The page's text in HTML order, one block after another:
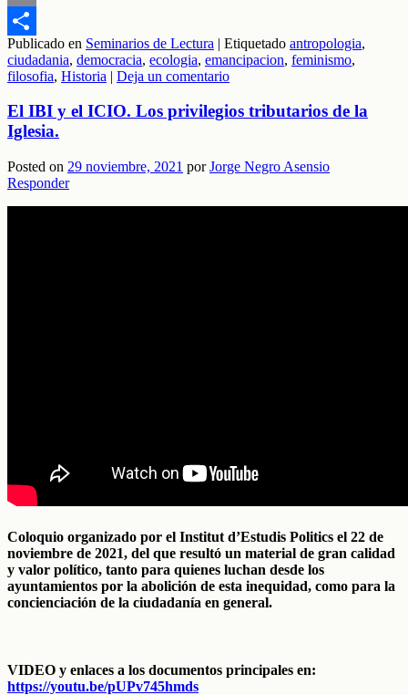
Email
Compartir
Publicado en Seminarios de Lectura | Etiquetado antropologia,
ciudadania, democracia, ecologia, emancipacion, feminismo,
filosofia, Historia | Deja un comentario
El IBI y el ICIO. Los privilegios tributarios de la
Iglesia.
Posted on 29 noviembre, 2021 porJorge Negro Asensio
Responder
Coloquio organizado por el Institut d’Estudis Politics el 22 de
noviembre de 2021, del que resultó un material de gran calidad
y valor político, tanto para quienes luchan desde los
ayuntamientos por la abolición de esta inequidad, como para la
concienciación de la ciudadanía en general.
VIDEO y enlaces a los documentos principales en:
https://youtu.be/pUPv745hmds